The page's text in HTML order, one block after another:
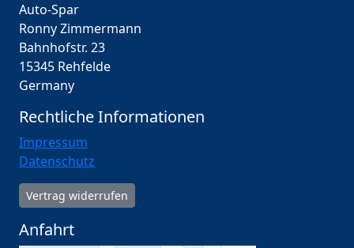
Auto-Spar
Ronny Zimmermann
Bahnhofstr. 23
15345 Rehfelde
Germany
Rechtliche Informationen
Impressum
Datenschutz
Vertrag widerrufen
Anfahrt